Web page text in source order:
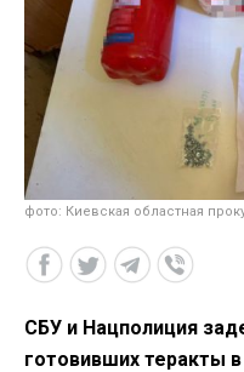
фото: Киевская областная
СБУ и Нацполиция
готовивших теракты